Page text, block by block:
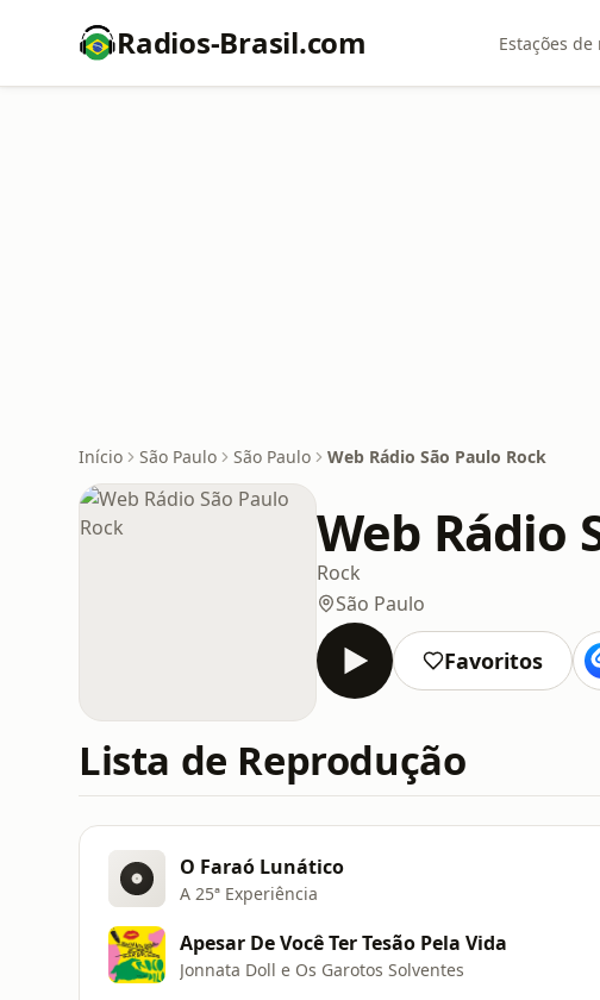
Radios-Brasil.com Estações
Início São Paulo São Paulo Web Rádio São Paulo Rock
Web Rádio
Rock
São Paulo
Favoritos
Lista de Reprodução
O Faraó Lunático
A 25ª Experiência
Apesar De Você Ter Tesão Pela Vida
Jonnata Doll e Os Garotos Solventes